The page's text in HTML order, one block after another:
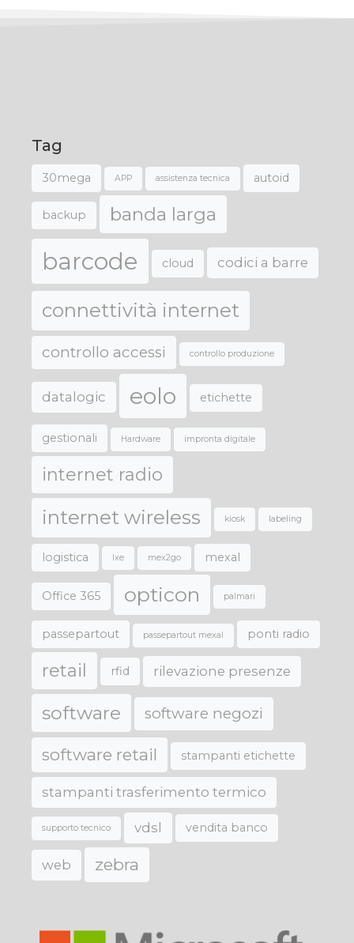
Tag
30mega APP assistenza tecnica autoid
backup banda larga
barcode cloud codici a barre
connettività internet
controllo accessi controllo produzione
datalogic eolo etichette
gestionali Hardware impronta digitale
internet radio
internet wireless kiosk labeling
logistica lxe mex2go mexal
Office 365 opticon palmari
passepartout passepartout mexal ponti radio
retail rfid rilevazione presenze
software software negozi
software retail stampanti etichette
stampanti trasferimento termico
supporto tecnico vdsl vendita banco
web zebra